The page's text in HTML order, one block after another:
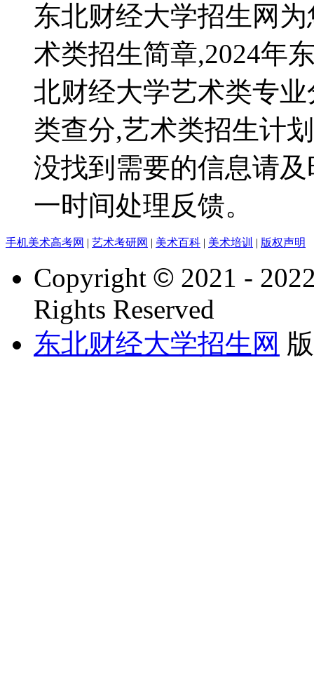
东北财经大学招生网
术类招生简章,2024年
北财经大学艺术类专
类查分,艺术类招生计
没找到需要的信息请
一时间处理反馈。
手机美术高考网 | 艺术考研网 | 美术百科 | 美术培训 | 版权声明
Copyright © 2021 -
Rights Reserved
东北财经大学招生网